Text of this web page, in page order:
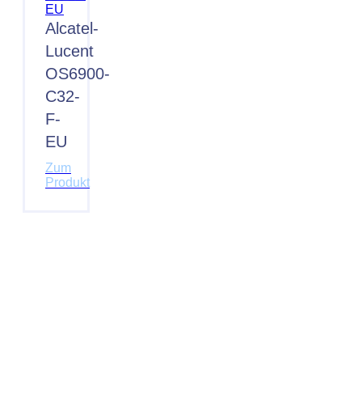
Alcatel-
Lucent
OS6900-
C32-
F-
EU
Zum
Produkt